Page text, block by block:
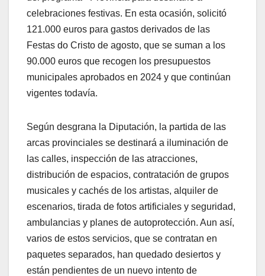
celebraciones festivas. En esta ocasión, solicitó
121.000 euros para gastos derivados de las
Festas do Cristo de agosto, que se suman a los
90.000 euros que recogen los presupuestos
municipales aprobados en 2024 y que continúan
vigentes todavía.
Según desgrana la Diputación, la partida de las
arcas provinciales se destinará a iluminación de
las calles, inspección de las atracciones,
distribución de espacios, contratación de grupos
musicales y cachés de los artistas, alquiler de
escenarios, tirada de fotos artificiales y seguridad,
ambulancias y planes de autoprotección. Aun así,
varios de estos servicios, que se contratan en
paquetes separados, han quedado desiertos y
están pendientes de un nuevo intento de